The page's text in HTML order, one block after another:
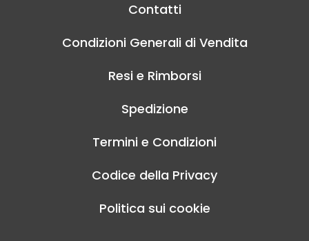
Contatti
Condizioni Generali di Vendita
Resi e Rimborsi
Spedizione
Termini e Condizioni
Codice della Privacy
Politica sui cookie